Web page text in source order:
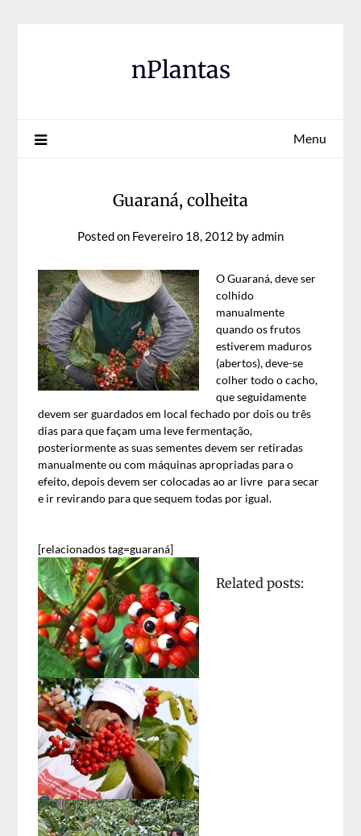
nPlantas
Menu
Guaraná, colheita
Posted on Fevereiro 18, 2012 byadmin
O Guaraná, deve ser
colhido
manualmente
quando os frutos
estiverem maduros
(abertos), deve-se
colher todo o cacho,
que seguidamente
devem ser guardados em local fechado por dois ou três
dias para que façam uma leve fermentação,
posteriormente as suas sementes devem ser retiradas
manualmente ou com máquinas apropriadas para o
efeito, depois devem ser colocadas ao ar livre para secar
e ir revirando para que sequem todas por igual.
[relacionados tag=guaraná]
Related posts: